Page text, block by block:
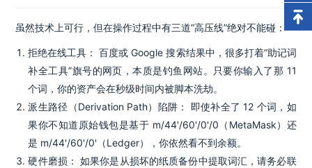
虽然技术上可行，但在操作过程中有三道“高压线”绝对不能碰：
拒绝在线工具： 百度或 Google 搜索结果中，很多打着“助记词
补全工具”旗号的网页，本质是钓鱼网站。只要你输入了那 11
个词，你的资产会在秒级时间内被脚本洗劫。
派生路径（Derivation Path）陷阱： 即使补全了 12 个词，如
果你不知道原始钱包是基于 m/44'/60'/0'/0（MetaMask）还
是 m/44'/60'/0'（Ledger），你依然看不到余额。
硬件磨损： 如果你是从损坏的纸质备份中提取词汇，请务必联